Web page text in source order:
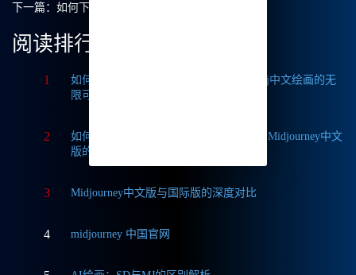
下一篇： 如何下载Midjourney中文版？我来告诉你！
阅读排行
1
如何获取Midjourney破解版免费？探索Mj中文绘画的无
限可能
2
如何轻松实现Midjourney本地部署？探索Midjourney中文
版的无限可能
3 Midjourney中文版与国际版的深度对比
4 midjourney 中国官网